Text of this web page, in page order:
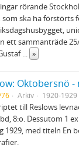
rörande
ska ha förstörts
ett sammanträde
»
76 Arkiv 1920-1929
till Reslows
8:o. Dessutom 1
1929, med titeln En